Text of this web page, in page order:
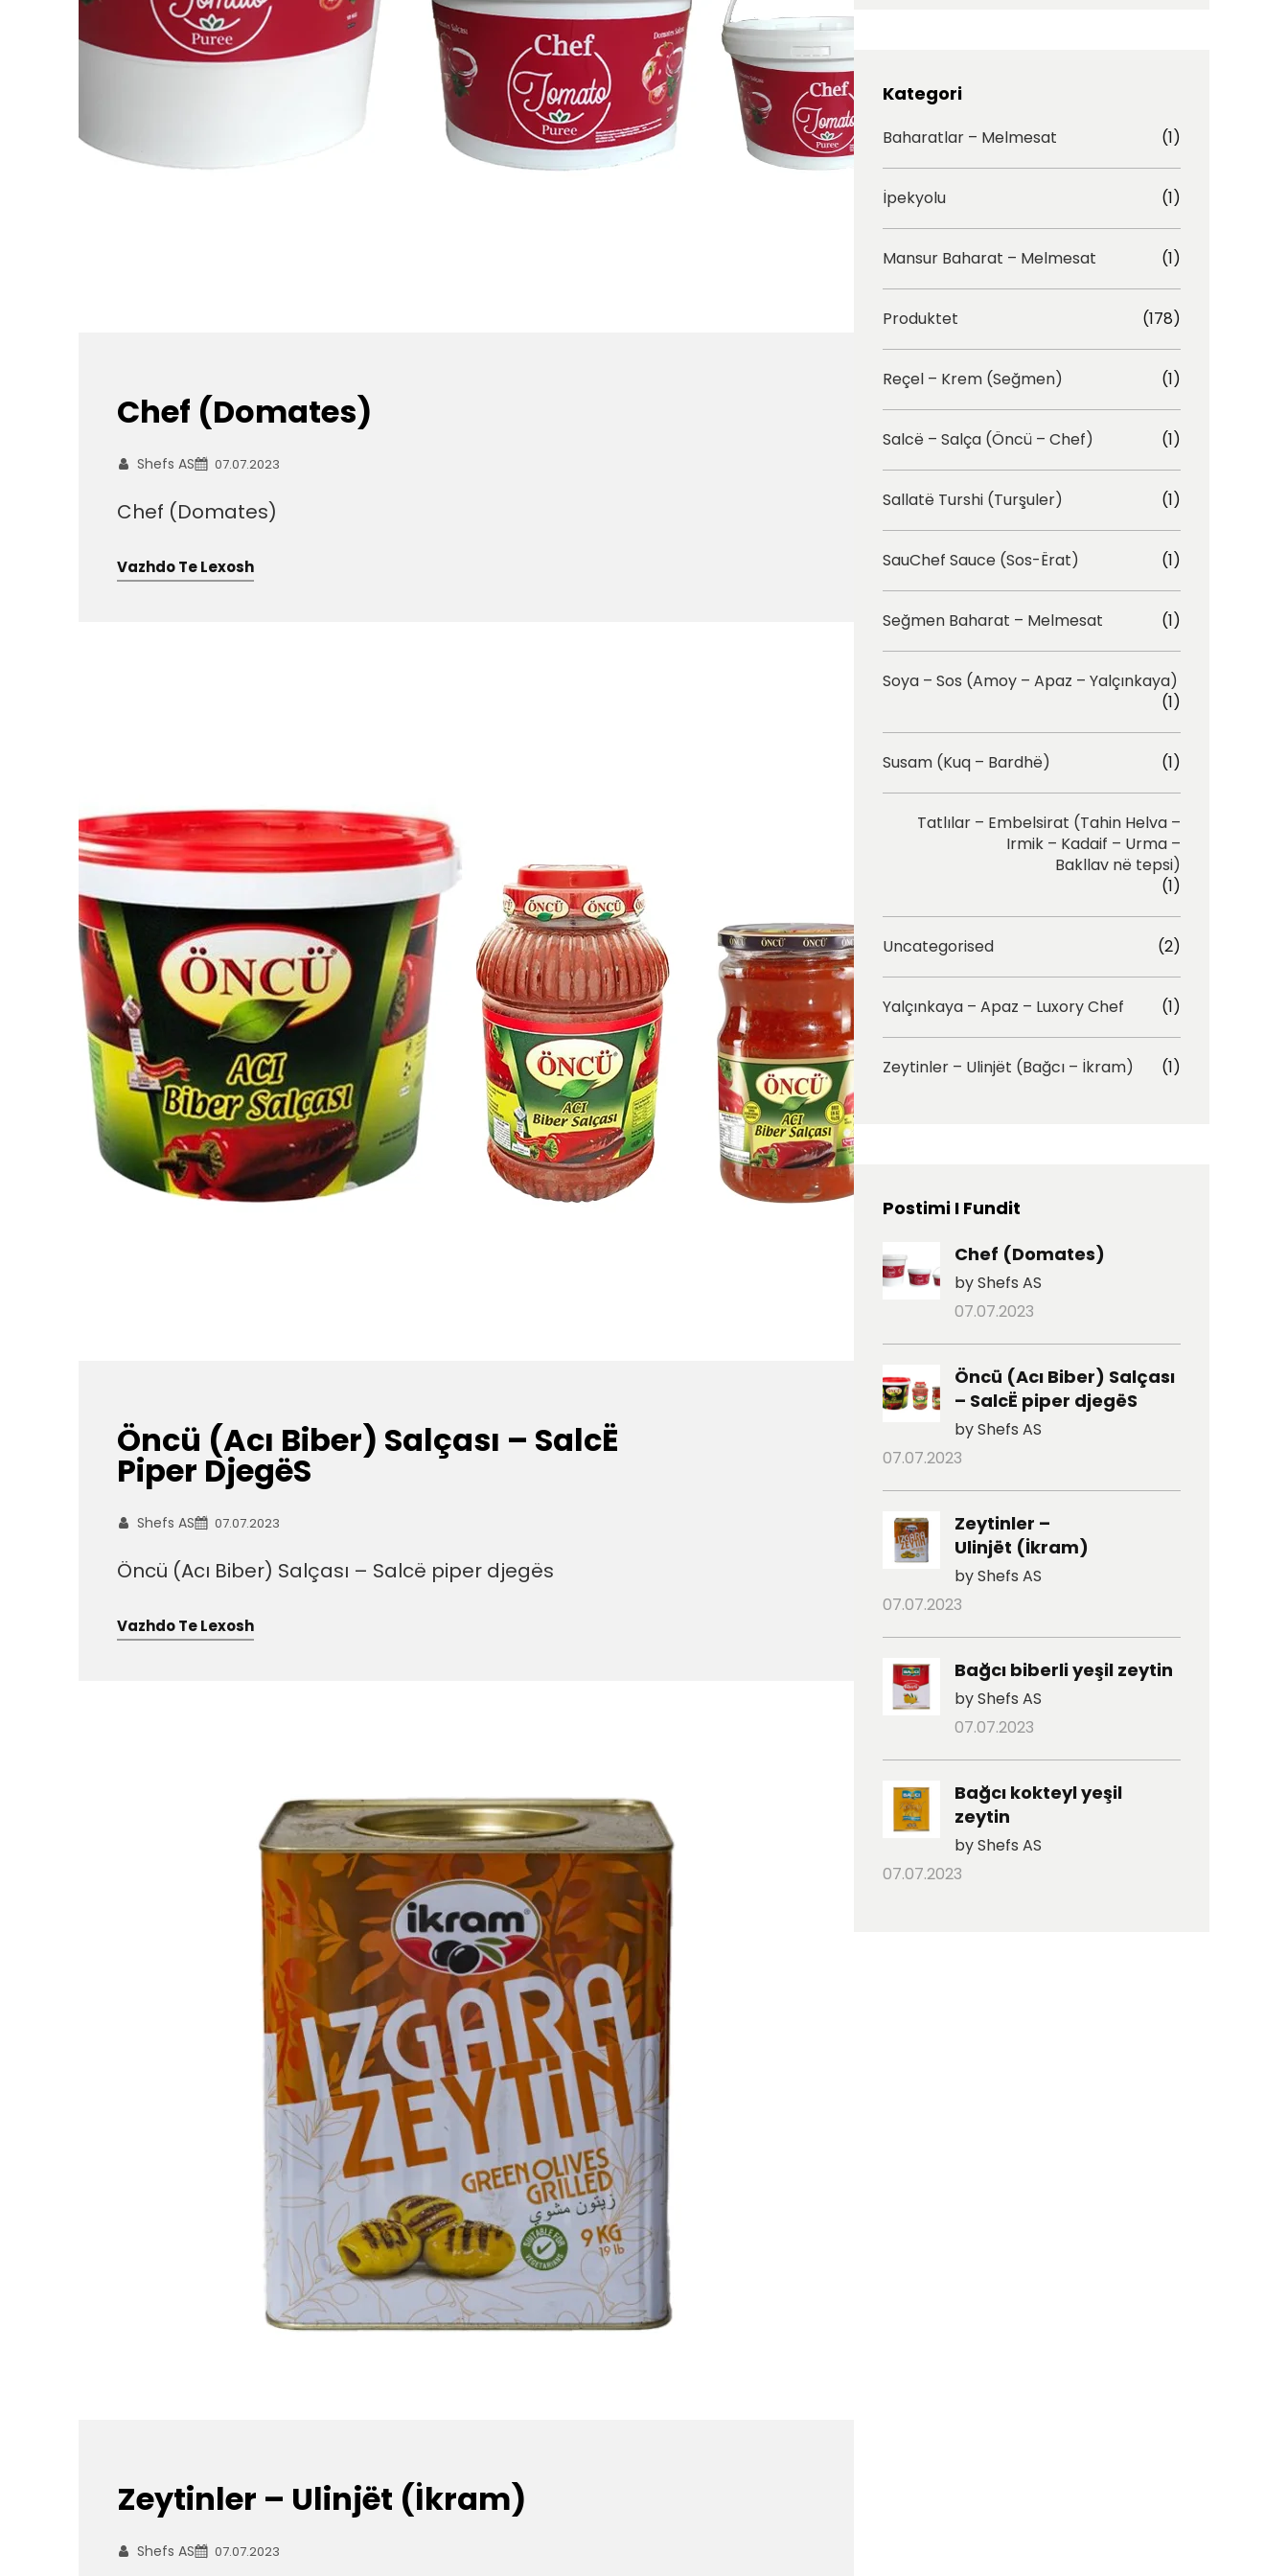
Chef (Domates)
Shefs AS 07.07.2023
Chef (Domates)
Vazhdo Te Lexosh
Öncü (Acı Biber) Salçası – SalcË
Piper DjegëS
Shefs AS 07.07.2023
Öncü (Acı Biber) Salçası – Salcë piper djegës
Vazhdo Te Lexosh
Zeytinler – Ulinjët (İkram)
Shefs AS 07.07.2023
m
Kategori
Baharatlar – Melmesat (1)
İpekyolu (1)
Mansur Baharat – Melmesat (1)
Produktet (178)
Reçel – Krem (Seğmen) (1)
Salcë – Salça (Öncü – Chef) (1)
Sallatë Turshi (Turşuler) (1)
SauChef Sauce (Sos-Ërat) (1)
Seğmen Baharat – Melmesat (1)
Soya – Sos (Amoy – Apaz – Yalçınkaya)
(1)
Susam (Kuq – Bardhë) (1)
Tatlılar – Embelsirat (Tahin Helva –
Irmik – Kadaif – Urma –
Bakllav në tepsi)
(1)
Uncategorised (2)
Yalçınkaya – Apaz – Luxory Chef (1)
Zeytinler – Ulinjët (Bağcı – İkram) (1)
Postimi I Fundit
Chef (Domates)
by Shefs AS
07.07.2023
Öncü (Acı Biber) Salçası
– SalcË piper djegëS
by Shefs AS
07.07.2023
Zeytinler –
Ulinjët (İkram)
by Shefs AS
07.07.2023
Bağcı biberli yeşil zeytin
by Shefs AS
07.07.2023
Bağcı kokteyl yeşil
zeytin
by Shefs AS
07.07.2023